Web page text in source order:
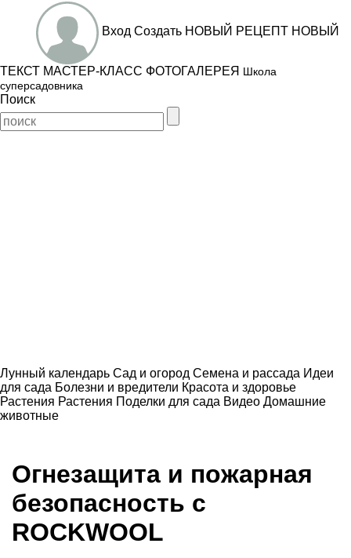
Вход Создать НОВЫЙ РЕЦЕПТ НОВЫЙ
ТЕКСТ МАСТЕР-КЛАСС ФОТОГАЛЕРЕЯ Школа
суперсадовника
Поиск
Лунный календарь Сад и огород Семена и рассада Идеи
для сада Болезни и вредители Красота и здоровье
Растения Растения Поделки для сада Видео Домашние
животные
Огнезащита и пожарная
безопасность с
ROCKWOOL